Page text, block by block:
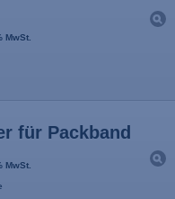
MwSt.
für Packband
MwSt.